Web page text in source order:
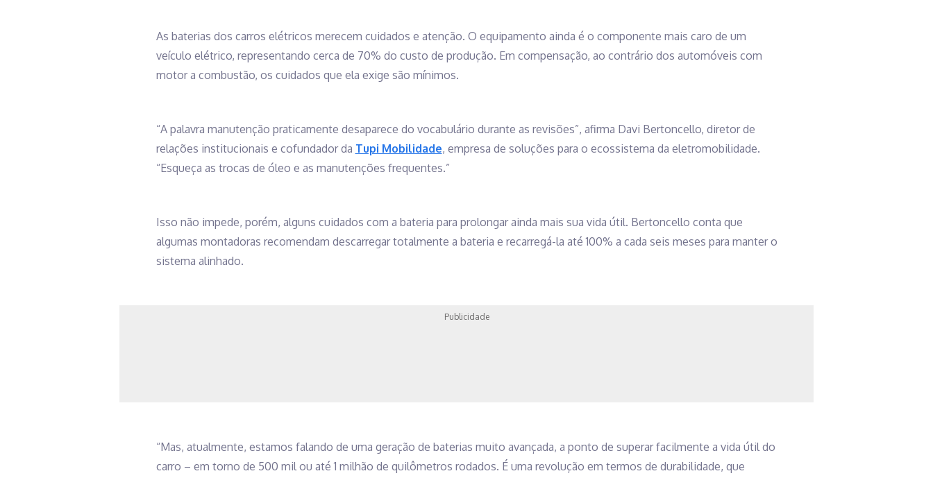
As baterias dos carros elétricos merecem cuidados e atenção. O equipamento ainda é o componente mais caro de um
veículo elétrico, representando cerca de 70% do custo de produção. Em compensação, ao contrário dos automóveis com
motor a combustão, os cuidados que ela exige são mínimos.
“A palavra manutenção praticamente desaparece do vocabulário durante as revisões”, afirma Davi Bertoncello, diretor de
relações institucionais e cofundador da Tupi Mobilidade, empresa de soluções para o ecossistema da eletromobilidade.
“Esqueça as trocas de óleo e as manutenções frequentes.”
Isso não impede, porém, alguns cuidados com a bateria para prolongar ainda mais sua vida útil. Bertoncello conta que
algumas montadoras recomendam descarregar totalmente a bateria e recarregá-la até 100% a cada seis meses para manter o
sistema alinhado.
Publicidade
“Mas, atualmente, estamos falando de uma geração de baterias muito avançada, a ponto de superar facilmente a vida útil do
carro – em torno de 500 mil ou até 1 milhão de quilômetros rodados. É uma revolução em termos de durabilidade, que